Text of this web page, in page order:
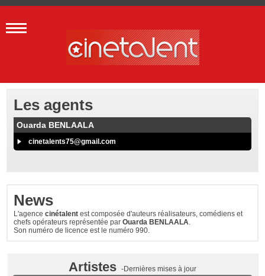
News
L'agencecinétalent est composée d'auteurs réalisateurs, comédiens et
chefs opérateurs représentée parOuarda BENLAALA.
Son numéro de licence est le numéro 990.
Les agents
Ouarda BENLAALA
cinetalents75@gmail.com
Artistes -Dernières mises à jour